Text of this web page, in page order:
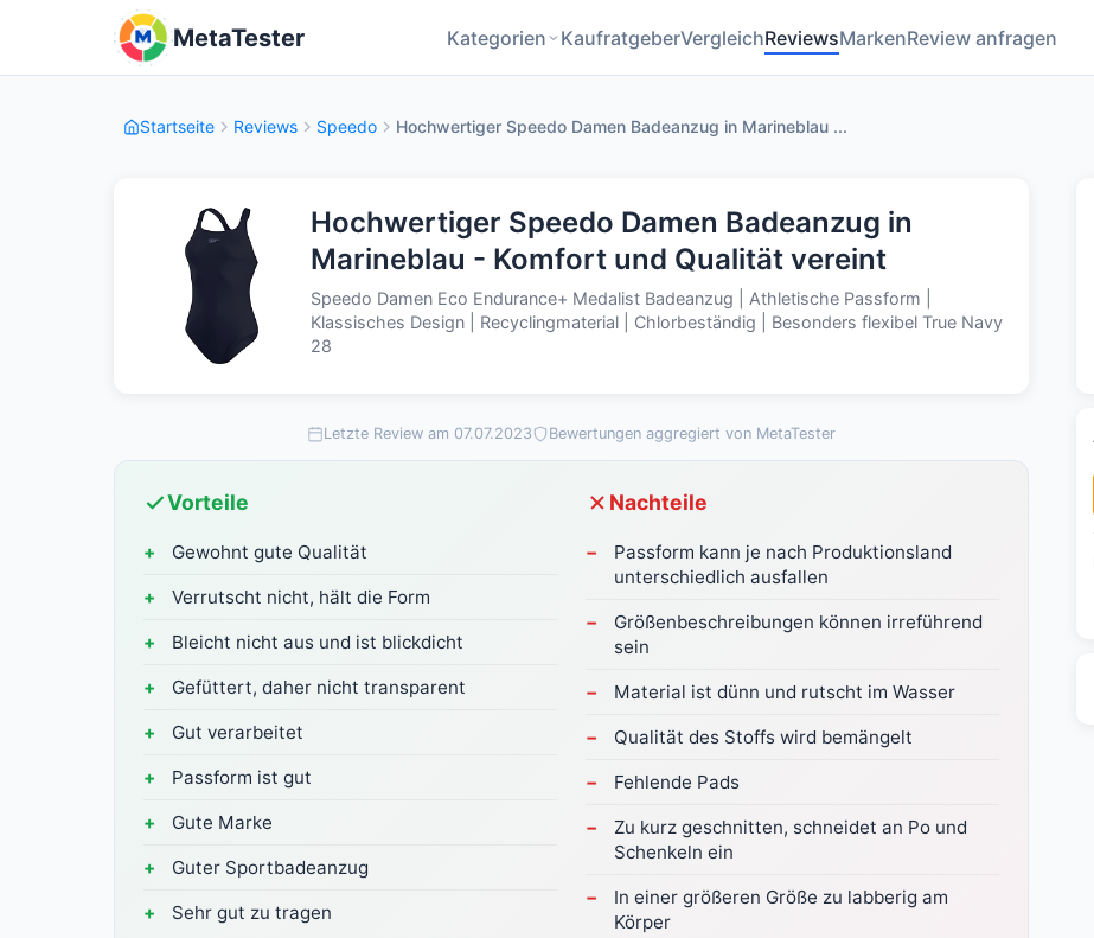
MetaTester Kategorien KaufratgeberVergleichReviewsMarkenReview anfragen
Startseite Reviews Speedo Hochwertiger Speedo Damen Badeanzug in Marineblau ...
Hochwertiger Speedo Damen Badeanzug in
Marineblau - Komfort und Qualität vereint
Speedo Damen Eco Endurance+ Medalist Badeanzug | Athletische Passform |
Klassisches Design | Recyclingmaterial | Chlorbeständig | Besonders flexibel True Navy
28
Letzte Review am 07.07.2023 Bewertungen aggregiert von MetaTester
Vorteile
Gewohnt gute Qualität
Verrutscht nicht, hält die Form
Bleicht nicht aus und ist blickdicht
Gefüttert, daher nicht transparent
Gut verarbeitet
Passform ist gut
Gute Marke
Guter Sportbadeanzug
Sehr gut zu tragen
Nachteile
Passform kann je nach Produktionsland
unterschiedlich ausfallen
Größenbeschreibungen können irreführend
sein
Material ist dünn und rutscht im Wasser
Qualität des Stoffs wird bemängelt
Fehlende Pads
Zu kurz geschnitten, schneidet an Po und
Schenkeln ein
In einer größeren Größe zu labberig am
Körper